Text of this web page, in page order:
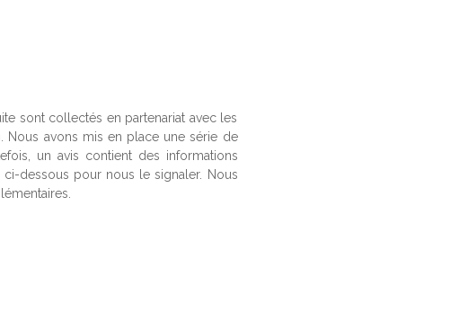
sont collectés en partenariat avec les
Nous avons mis en place une série de
un avis contient des informations
dessous pour nous le signaler. Nous